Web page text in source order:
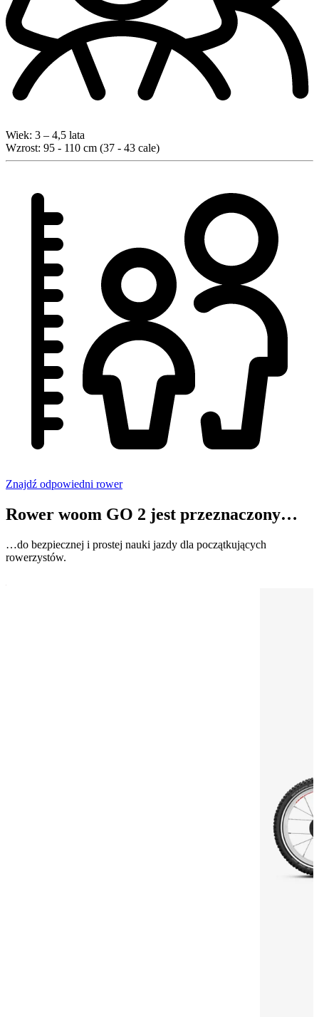
Wiek: 3 – 4,5 lata
Wzrost: 95 - 110 cm (37 - 43 cale)
Znajdź odpowiedni rower
Rower woom GO 2 jest przeznaczony…
…do bezpiecznej i prostej nauki jazdy dla początkujących
rowerzystów.